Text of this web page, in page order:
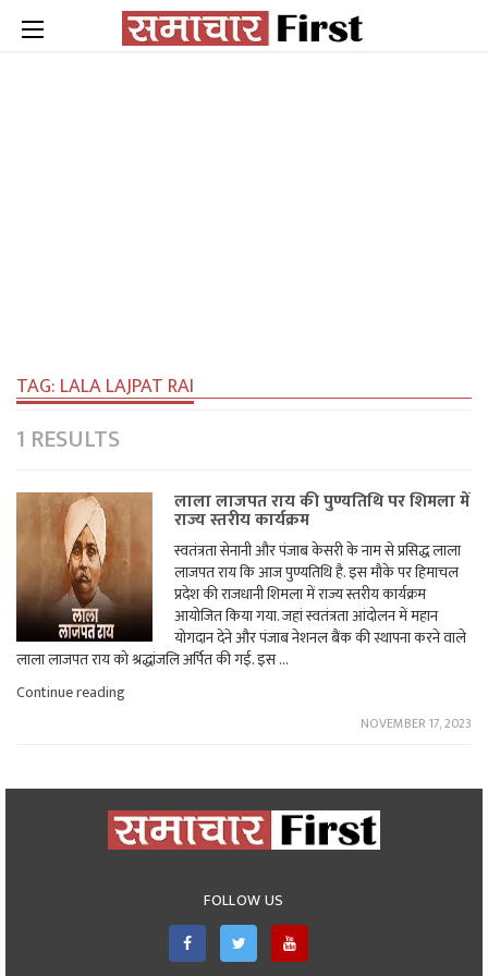
TAG: LALA LAJPAT RAI
1 RESULTS
लाला लाजपत राय की पुण्यतिथि पर शिमला में
राज्य स्तरीय कार्यक्रम
स्वतंत्रता सेनानी और पंजाब केसरी के नाम से प्रसिद्ध लाला
लाजपत राय कि आज पुण्यतिथि है. इस मौके पर हिमाचल
प्रदेश की राजधानी शिमला में राज्य स्तरीय कार्यक्रम
आयोजित किया गया. जहां स्वतंत्रता आंदोलन में महान
योगदान देने और पंजाब नेशनल बैंक की स्थापना करने वाले
लाला लाजपत राय को श्रद्धांजलि अर्पित की गई. इस …
Continue reading"लाला
में
राज्य
स्तरीय
NOVEMBER 17, 2023
FOLLOW US